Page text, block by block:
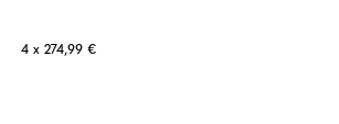
4 x 274,99 €